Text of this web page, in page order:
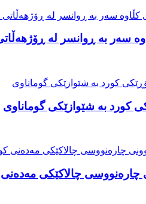
سەر بە ڕوانسر لە
کورد بە شێوازێکی گوماناوی
چارەنووسی چالاکێکی